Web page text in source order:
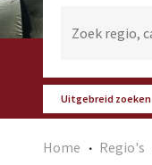
Uitgebreid zoeken
Home Regio's